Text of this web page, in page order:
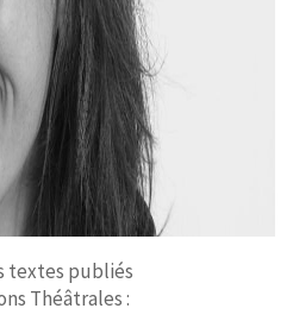
textes publiés
Théâtrales :